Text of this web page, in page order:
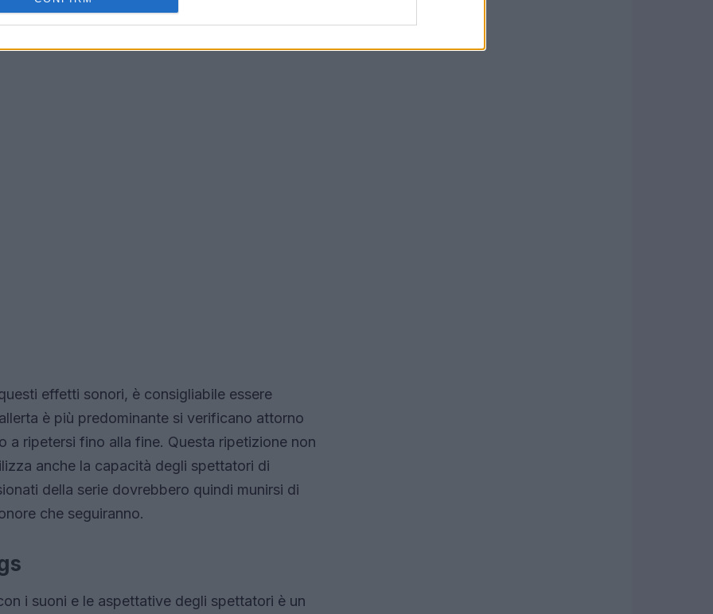
effetti sonori, è consigliabile essere
è più predominante si verificano attorno
a ripetersi fino alla fine. Questa ripetizione non
anche la capacità degli spettatori di
della serie dovrebbero quindi munirsi di
che seguiranno.
i suoni e le aspettative degli spettatori è un